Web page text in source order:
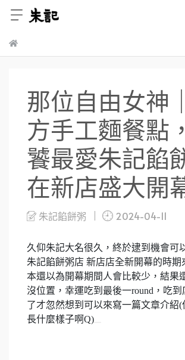
那位自由女神
方手工麵餐點
饕最愛朱記餡
在新店盛大開
朱記餡餅粥 2024-04-11
久仰朱記大名很久，終於逮到機會可
朱記餡餅粥店 新店店全新開幕的時期
本還以為開幕期間人會比較少，結果
沒位置，幸運吃到最後一round，吃
了才忽然想到可以來寫一篇文章介紹(
長什麼樣子啊Q)